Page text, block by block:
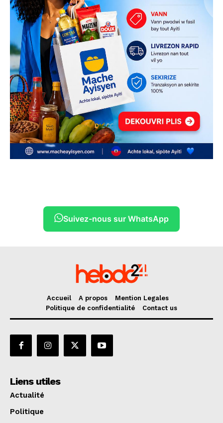
Suivez-nous sur WhatsApp
Accueil A propos
Mention Legales
Politique de confidentialité
Contact us
Liens utiles
Actualité
Politique